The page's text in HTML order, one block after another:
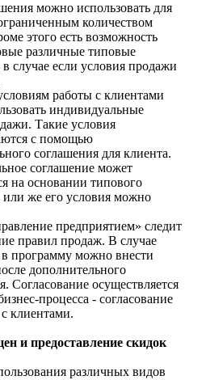
можно использовать для
количеством
этого есть возможность
различные типовые
случае если условия продажи
работы с клиентами
индивидуальные
Такие условия
с помощью
соглашения для клиента.
соглашение может
на основании типового
или же его условия можно
предприятием» следит
правил продаж. В случае
программу можно внести
дополнительного
Согласование осуществляется
процесса - согласование
клиентами.
и предоставление скидок
различных видов